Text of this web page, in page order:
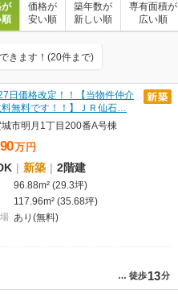
価格が
安い順
築年数が
新しい順
専有面積が
広い順
きます！(20件まで)
日価格改定！！【当物件仲介
料無料です！！】ＪＲ仙石…
城市明月1丁目200番A号棟
万 円
| 新築 | 2階建
96.88m² (29.3坪)
117.96m² (35.68坪)
あり(無料)
… 徒歩13分